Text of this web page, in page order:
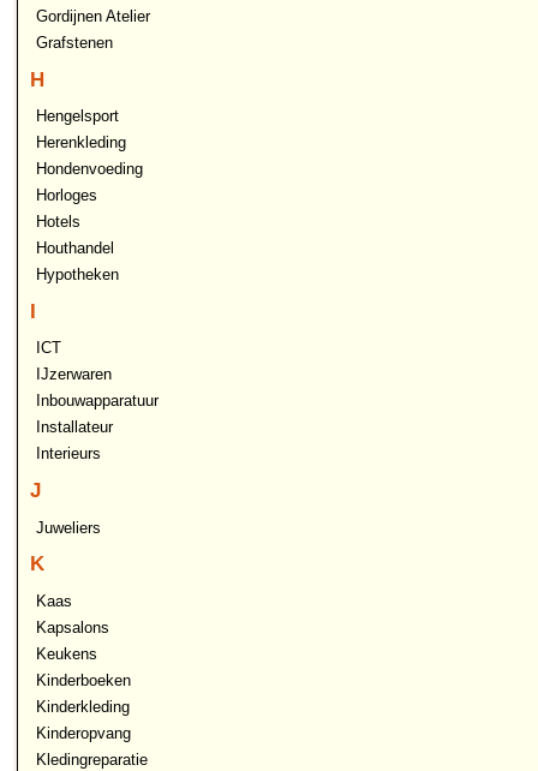
Gordijnen Atelier
Grafstenen
H
Hengelsport
Herenkleding
Hondenvoeding
Horloges
Hotels
Houthandel
Hypotheken
I
ICT
IJzerwaren
Inbouwapparatuur
Installateur
Interieurs
J
Juweliers
K
Kaas
Kapsalons
Keukens
Kinderboeken
Kinderkleding
Kinderopvang
Kledingreparatie